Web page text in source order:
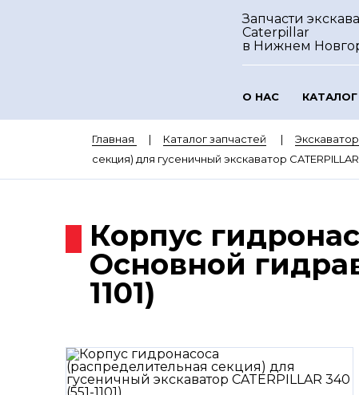
Запчасти
Caterpillar
в Нижнем
О НАС
Главная Каталог запчастей
секция) для гусеничный экскаватор CATERPILLAR
Корпус
Основной
1101)